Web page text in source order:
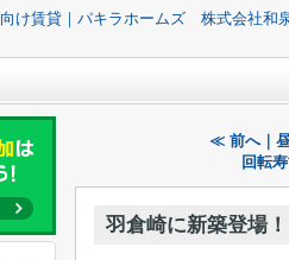
け賃貸｜パキラホームズ 株式会社和
≪ 前へ｜昼
回転
羽倉崎に新築登場！